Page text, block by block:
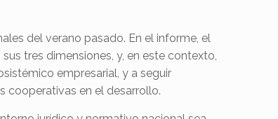
del verano pasado. En el informe, el
tres dimensiones, y, en este contexto,
empresarial, y a seguir
cooperativas en el desarrollo.